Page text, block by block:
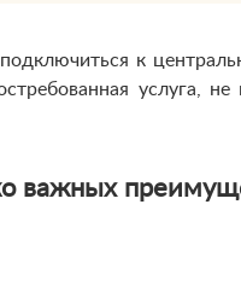
к
услуга,
важных